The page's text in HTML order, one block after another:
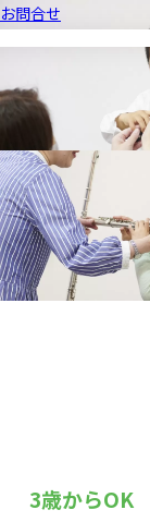
お問合せ
3歳からOK